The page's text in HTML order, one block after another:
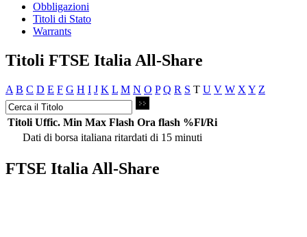
Obbligazioni
Titoli di Stato
Warrants
Titoli FTSE Italia All-Share
A B C D E F G H I J K L M N O P Q R S T U V W X Y Z
Titoli Uffic. Min Max Flash Ora flash %Fl/Ri
Dati di borsa italiana ritardati di 15 minuti
FTSE Italia All-Share